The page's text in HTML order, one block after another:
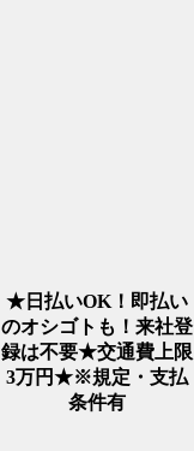
★日払いOK！即払い
のオシゴトも！来社登
録は不要★交通費上限
3万円★※規定・支払
条件有